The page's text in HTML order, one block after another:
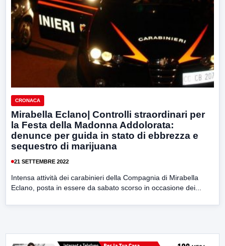
CRONACA
Mirabella Eclano| Controlli straordinari per
la Festa della Madonna Addolorata:
denunce per guida in stato di ebbrezza e
sequestro di marijuana
21 SETTEMBRE 2022
Intensa attività dei carabinieri della Compagnia di Mirabella
Eclano, posta in essere da sabato scorso in occasione dei...